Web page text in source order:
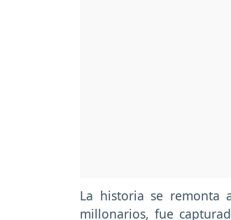
La historia se remonta
millonarios, fue